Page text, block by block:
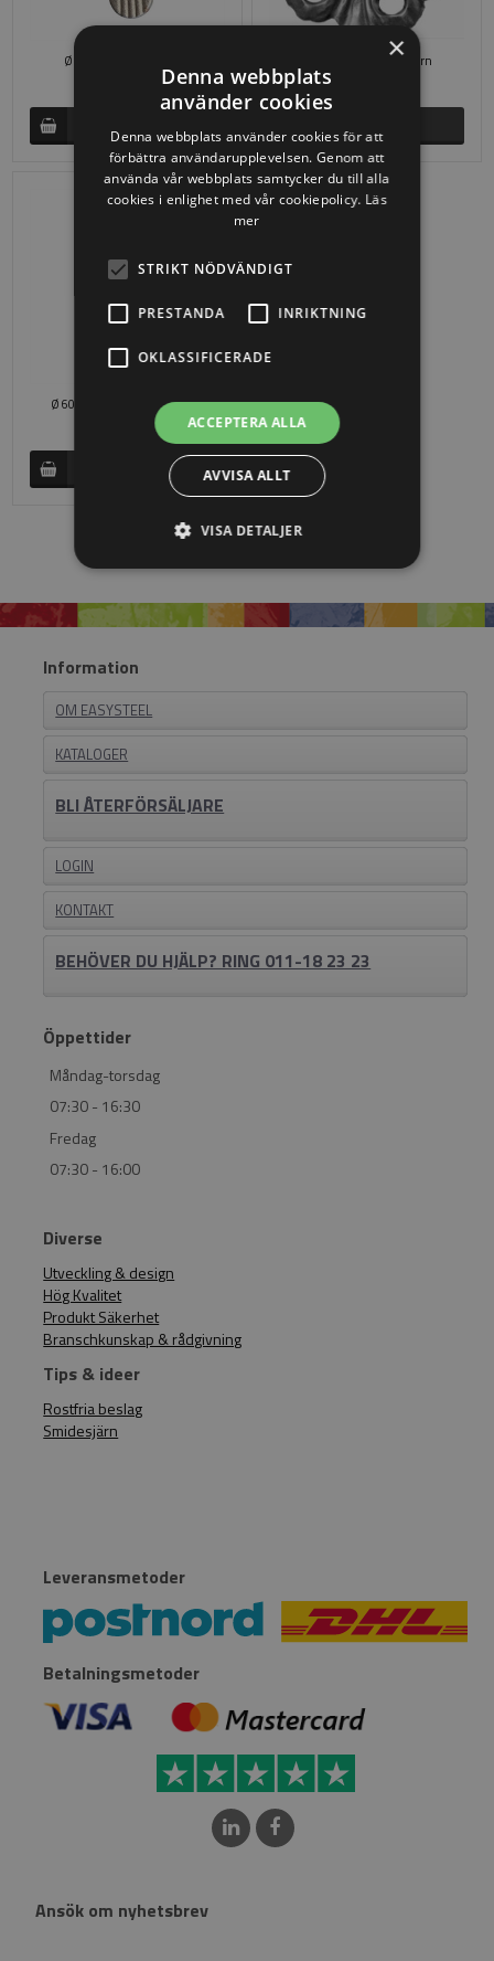
Ø 80 x 4 mm i smidesjärn Ø 105 x 4 mm i smidesjärn
Ø 60 x 2 Ø 10 mm i smidesjärn
SEK 14,46
Information
OM EASYSTEEL
KATALOGER
BLI ÅTERFÖRSÄLJARE
LOGIN
KONTAKT
BEHÖVER DU HJÄLP? RING 011-18 23 23
Öppettider
Måndag-torsdag
07:30 - 16:30
Fredag
07:30 - 16:00
Diverse
Utveckling & design
Hög Kvalitet
Produkt Säkerhet
Branschkunskap & rådgivning
Tips & ideer
Rostfria beslag
Smidesjärn
Leveransmetoder
Betalningsmetoder
Ansök om nyhetsbrev
×
Denna webbplats
använder cookies
Denna webbplats använder cookies för att
förbättra användarupplevelsen. Genom att
använda vår webbplats samtycker du till alla
cookies i enlighet med vår cookiepolicy. Läs
mer
STRIKT NÖDVÄNDIGT
PRESTANDA INRIKTNING
OKLASSIFICERADE
ACCEPTERA ALLA
AVVISA ALLT
VISA DETALJER